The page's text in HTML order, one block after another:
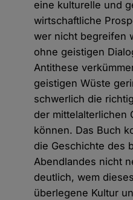
eine kulturelle und
wirtschaftliche
wer nicht begreifen
ohne geistigen
Antithese
geistigen Wüste
schwerlich die
der mittelalterlichen
können. Das Buch
die Geschichte des
Abendlandes nicht
deutlich, wem
überlegene Kultur